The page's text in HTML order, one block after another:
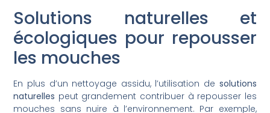
Solutions naturelles et
écologiques pour repousser
les mouches
En plus d’un nettoyage assidu, l’utilisation de solutions
naturelles peut grandement contribuer à repousser les
mouches sans nuire à l’environnement. Par exemple,